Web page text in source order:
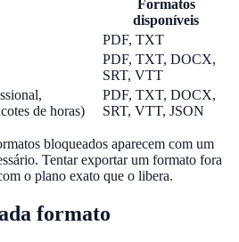
Formatos
disponíveis
PDF, TXT
PDF, TXT, DOCX,
SRT, VTT
de horas)
PDF, TXT, DOCX,
SRT, VTT, JSON
bloqueados aparecem com um
Tentar exportar um formato fora
o plano exato que o libera.
formato